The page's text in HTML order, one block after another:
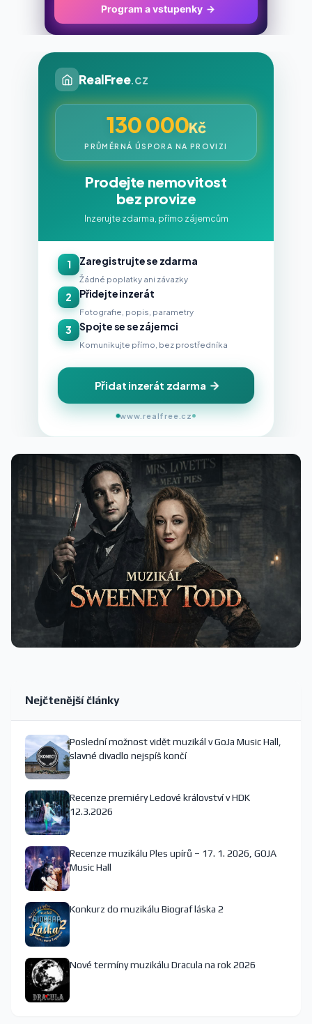
Program a vstupenky →
RealFree.cz
130 000Kč
PRŮMĚRNÁ ÚSPORA NA PROVIZI
Prodejte nemovitost
bez provize
Inzerujte zdarma, přímo zájemcům
1 Zaregistrujte se zdarma
Žádné poplatky ani závazky
2 Přidejte inzerát
Fotografie, popis, parametry
3 Spojte se se zájemci
Komunikujte přímo, bez prostředníka
Přidat inzerát zdarma
www.realfree.cz
Nejčtenější články
Poslední možnost vidět muzikál v GoJa Music Hall,
slavné divadlo nejspíš končí
Recenze premiéry Ledové království v HDK
12.3.2026
Recenze muzikálu Ples upírů – 17. 1. 2026, GOJA
Music Hall
Konkurz do muzikálu Biograf láska 2
Nové termíny muzikálu Dracula na rok 2026